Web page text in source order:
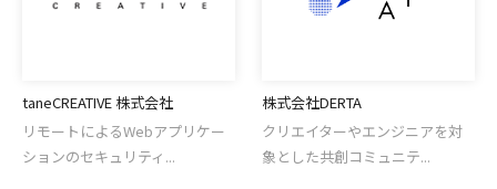
taneCREATIVE 株式会社
リモートによるWebアプリケー
ションのセキュリティ...
株式会社DERTA
クリエイターやエンジニアを対
象とした共創コミュニテ...